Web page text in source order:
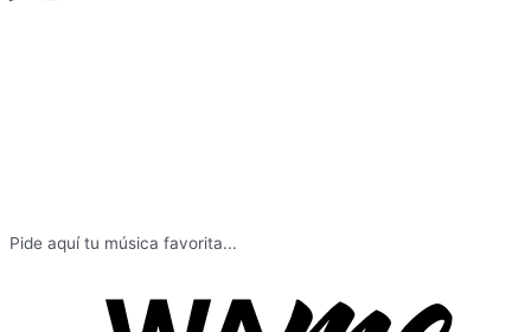
Pide aquí tu música favorita...